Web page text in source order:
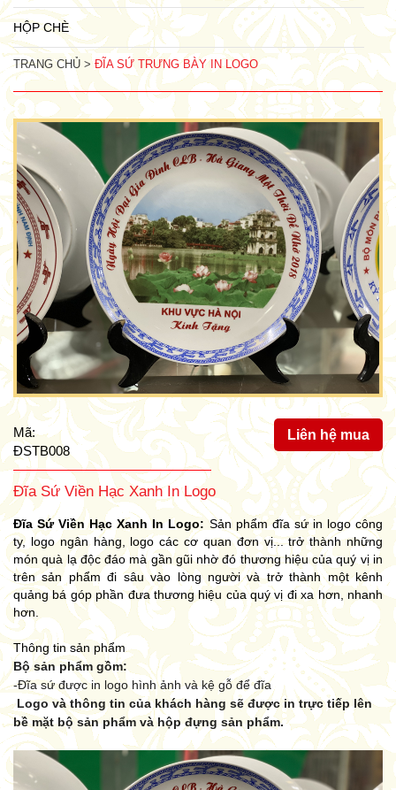
HỘP CHÈ
TRANG CHỦ >ĐĨA SỨ TRƯNG BÀY IN LOGO
Mã:
ĐSTB008
Liên hệ mua
Đĩa Sứ Viền Hạc Xanh In Logo
Đĩa Sứ Viền Hạc Xanh In Logo:Sản phẩm đĩa sứ in logo công
ty, logo ngân hàng, logo các cơ quan đơn vị... trở thành những
món quà lạ độc đáo mà gần gũi nhờ đó thương hiệu của quý vị in
trên sản phẩm đi sâu vào lòng người và trở thành một kênh
quảng bá góp phần đưa thương hiệu của quý vị đi xa hơn, nhanh
hơn.
Thông tin sản phẩm
Bộ sản phẩm gồm:
-Đĩa sứ được in logo hình ảnh và kệ gỗ để đĩa
Logo và thông tin của khách hàng sẽ được in trực tiếp lên
bề mặt bộ sản phẩm và hộp đựng sản phẩm.